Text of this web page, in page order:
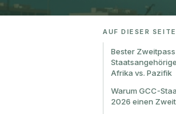
AUF DIESER SEITE
Bester
Afrika vs. Pazifik
Warum GCC-
2026 einen